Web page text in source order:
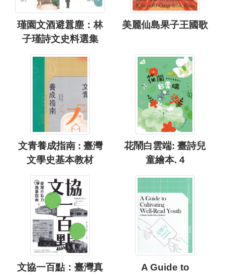
瑾園文酒避囂塵：林
子瑾詩文史料選集
美麗仙島果子王國歌
文青養成指南 : 臺灣
文學史基本教材
花鬧白雲端: 臺詩兒
童繪本. 4
文協一百點：臺灣真 A Guide to